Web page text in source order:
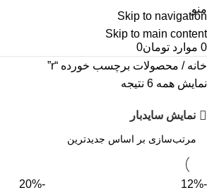
Skip to navigation
Skip to main content
منو
0 موارد تومان0
خانه محصولات برچسب خورده “r”
نمایش همه 6 نتیجه
نمایش سایدبار
-12%
-20%